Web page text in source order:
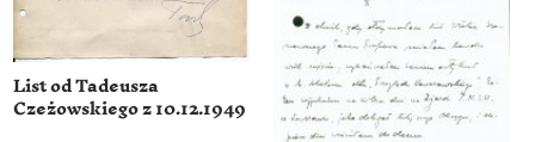
List od Tadeusza
Czeżowskiego z 10.12.1949